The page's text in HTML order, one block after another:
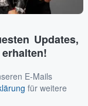
Updates,
E-Mails
für weitere